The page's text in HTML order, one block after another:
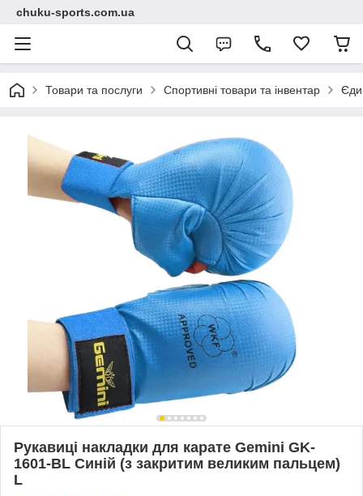
chuku-sports.com.ua
Товари та послуги Спортивні товари та інвентар
Рукавиці накладки для карате Gemini GK-
1601-BL Синій (з закритим великим пальцем)
L